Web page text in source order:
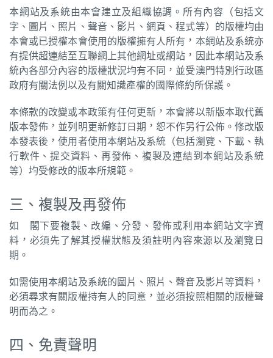
寺
廟
巴
士
教
堂
街
市
本網站及系統由本會建立及組織協調。所有內容（包括文
字、圖片、照片、聲音、影片、網頁、程式等）的版權均由
本會或已授權本會使用的版權擁有人所有，本網站及系統亦
有提供超連結至互聯網上其他網址或網站，因此本網站及系
統內各部分內容的版權狀況均有不同，並受澳門特別行政區
政府有關法例以及有關知識產權的國際條約所保護。
本條款的改變或本政策有任何更新，本會將以新版本取代舊
版本發佈，並列明更新修訂日期，恕不作另行公佈。修改版
本發表後，使用者使用本網站及系統（包括瀏覽、下載、執
行軟件、提交資料、再發佈、複製及連結到本網站及系統
等）均受修改的版本所規範。
三、複製及再發佈
如 閣下要複製、改編、分發、發佈或利用本網站文字資
料，必須先了解其授權狀態及須註明內容來源以及瀏覽日
期。
如需使用本網站及系統的圖片、照片、聲音及影片等資料，
必須尋求有關版權持有人的同意，並必須按照相關的版權聲
明而為之。
四、免責聲明